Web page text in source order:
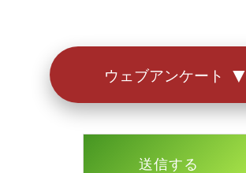
ウェブアンケート ▼